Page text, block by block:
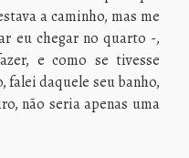
a caminho, mas me
eu chegar no quarto -,
e como se tivesse
falei daquele seu banho,
não seria apenas uma